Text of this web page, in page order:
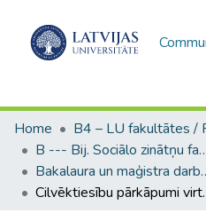
Home
B --- Bij. Sociālo zinātņu fakultātes
Bakalaura un maģistra
Cilvēktiesību